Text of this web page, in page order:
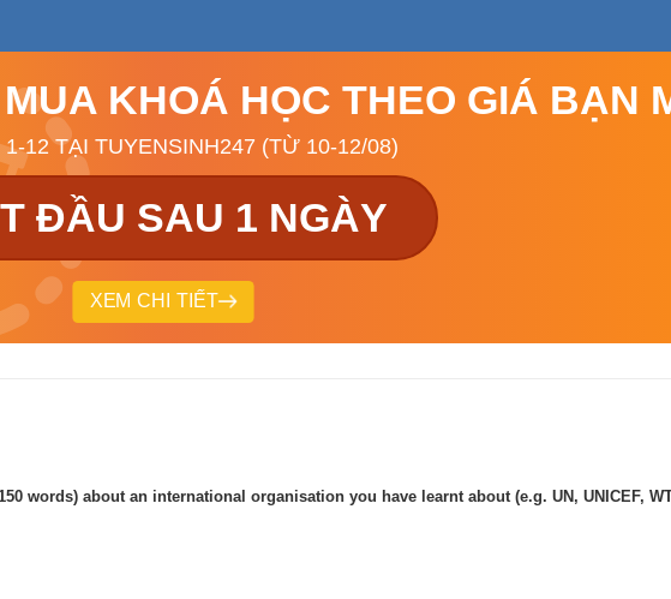
KHOÁ HỌC THEO GIÁ BẠN
12 TẠI TUYENSINH247 (TỪ 10-12/08)
ĐẦU SAU 1 NGÀY
XEM CHI TIẾT
words) about an international organisation you have learnt about (e.g. UN, UNICEF,